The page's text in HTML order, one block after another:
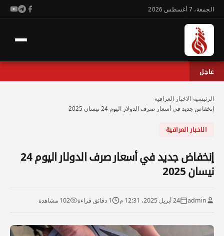
الجمعة، 7 أغسطس 2026
عاجل
الرئيسية الاخبار العراقية
إنخفاض جديد في أسعار صرف الدولار اليوم 24 نيسان 2025
الاخبار العراقية
إنخفاض جديد في أسعار صرف الدولار اليوم 24
نيسان 2025
admin 24 أبريل 2025، 12:31 م 1 دقائق قراءة 102 مشاهدة